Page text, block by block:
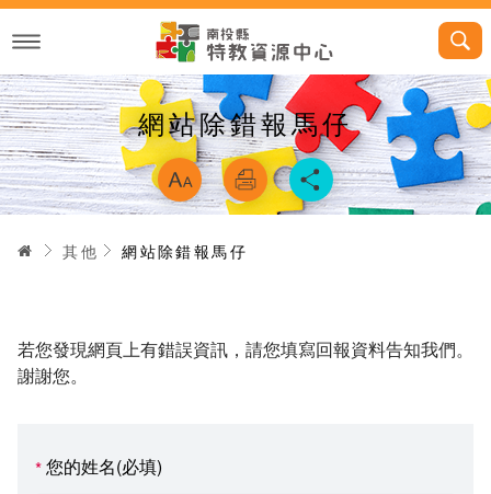
跳
主
內
容
網站除錯報馬仔 略過字型切換
首頁其他 網站除錯報馬仔
若您發現網頁上有錯誤資訊，請您填寫回報資料告知我們。
謝謝您。
*您的姓名(必填)